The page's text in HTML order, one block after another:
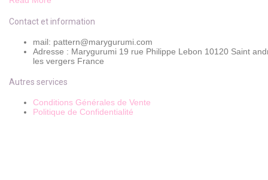
Contact et information
mail: pattern@marygurumi.com
Adresse : Marygurumi 19 rue Philippe Lebon 10120 Saint andre
les vergers France
Autres services
Conditions Générales de Vente
Politique de Confidentialité